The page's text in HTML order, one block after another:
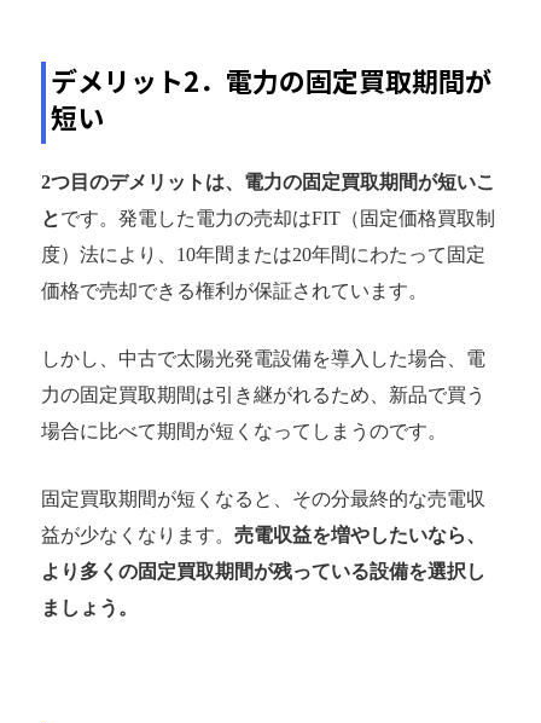
デメリット2．電力の固定買取期間が
短い
2つ目のデメリットは、電力の固定買取期間が短いこ
とです。発電した電力の売却はFIT（固定価格買取制
度）法により、10年間または20年間にわたって固定
価格で売却できる権利が保証されています。
しかし、中古で太陽光発電設備を導入した場合、電
力の固定買取期間は引き継がれるため、新品で買う
場合に比べて期間が短くなってしまうのです。
固定買取期間が短くなると、その分最終的な売電収
益が少なくなります。 売電収益を増やしたいなら、
より多くの固定買取期間が残っている設備を選択し
ましょう。